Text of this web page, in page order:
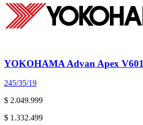
YOKOHAMA Advan Apex V601
245/35/19
$ 2.049.999
$ 1.332.499